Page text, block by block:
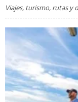
Viajes, turismo, rutas y